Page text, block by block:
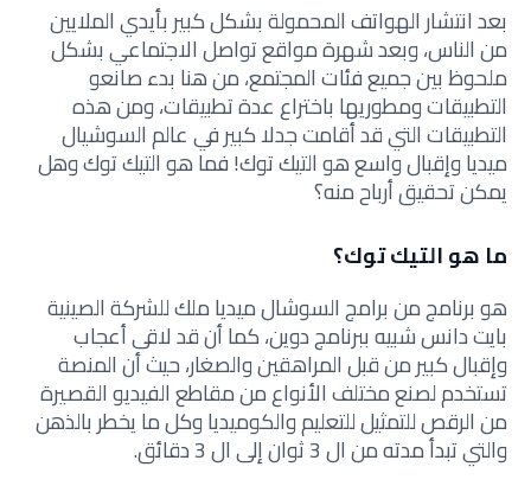
بعد انتشار الهواتف المحمولة بشكل كبير بأيدي الملايين
من الناس، وبعد شهرة مواقع تواصل الاجتماعي بشكل
ملحوظ بين جميع فئات المجتمع، من هنا بدء صانعو
التطبيقات ومطوريها باختراع عدة تطبيقات، ومن هذه
التطبيقات التي قد أقامت جدلا كبير في عالم السوشيال
ميديا وإقبال واسع هو التيك توك! فما هو التيك توك وهل
يمكن تحقيق أرباح منه؟
ما هو التيك توك؟
هو برنامج من برامج السوشال ميديا ملك للشركة الصينية
بايت دانس شبيه ببرنامج دوين، كما أن قد لاقى أعجاب
وإقبال كبير من قبل المراهقين والصغار، حيث أن المنصة
تستخدم لصنع مختلف الأنواع من مقاطع الفيديو القصيرة
من الرقص للتمثيل للتعليم والكوميديا وكل ما يخطر بالذهن
والتي تبدأ مدته من ال 3 ثوان إلى ال 3 دقائق.